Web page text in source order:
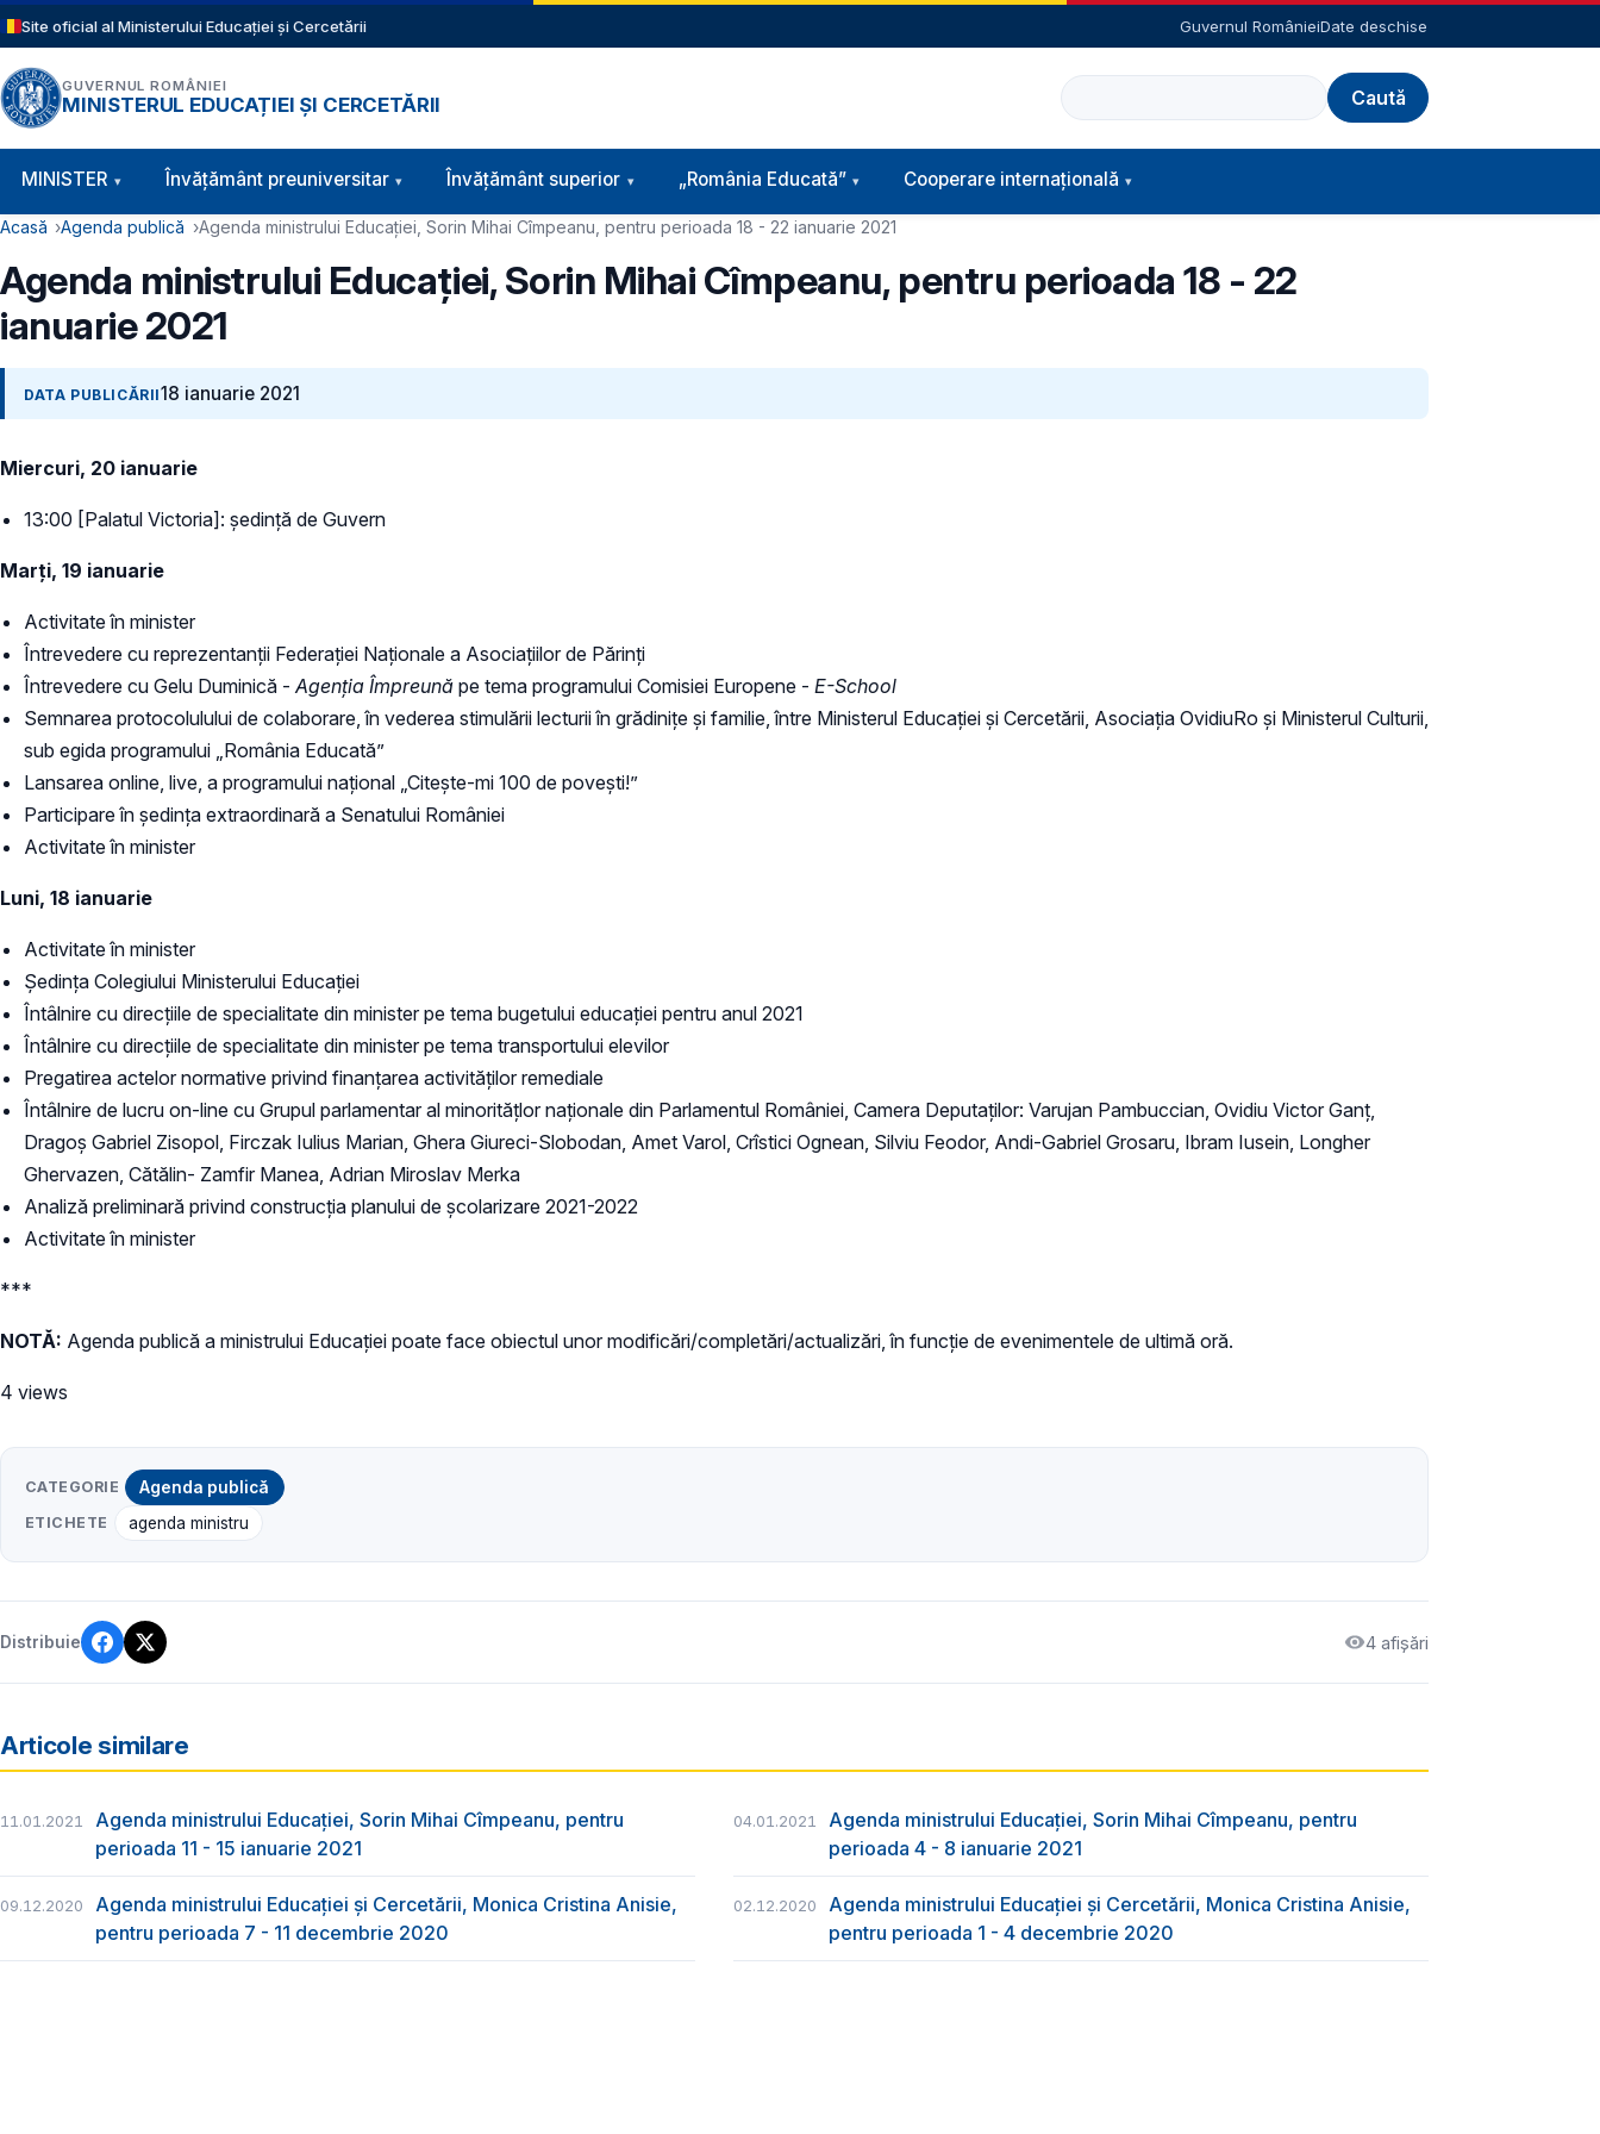
Sari la conținutul principal
Site oficial al Ministerului Educației și Cercetării Guvernul RomânieiDate deschise
GUVERNUL ROMÂNIEI
MINISTERUL EDUCAȚIEI ȘI CERCETĂRII
Caută
Navigație principală
MINISTER Învăţământ preuniversitar Învățământ superior „România Educată” Cooperare internațională
Cale de navigare
Acasă Agenda publică Agenda ministrului Educației, Sorin Mihai Cîmpeanu, pentru perioada 18 - 22 ianuarie 2021
Agenda ministrului Educației, Sorin Mihai Cîmpeanu, pentru perioada 18 - 22
ianuarie 2021
DATA PUBLICĂRII18 ianuarie 2021
Miercuri, 20 ianuarie
13:00 [Palatul Victoria]: ședință de Guvern
Marți, 19 ianuarie
Activitate în minister
Întrevedere cu reprezentanții Federației Naționale a Asociațiilor de Părinți
Întrevedere cu Gelu Duminică -Agenția Împreună pe tema programului Comisiei Europene - E-School
Semnarea protocolulului de colaborare, în vederea stimulării lecturii în grădinițe și familie, între Ministerul Educației și Cercetării, Asociația OvidiuRo și Ministerul Culturii,
sub egida programului „România Educată”
Lansarea online, live, a programului național „Citește-mi 100 de povești!”
Participare în ședința extraordinară a Senatului României
Activitate în minister
Luni, 18 ianuarie
Activitate în minister
Ședința Colegiului Ministerului Educației
Întâlnire cu direcțiile de specialitate din minister pe tema bugetului educației pentru anul 2021
Întâlnire cu direcțiile de specialitate din minister pe tema transportului elevilor
Pregatirea actelor normative privind finanțarea activităților remediale
Întâlnire de lucru on-line cu Grupul parlamentar al minoritățlor naționale din Parlamentul României, Camera Deputaților: Varujan Pambuccian, Ovidiu Victor Ganț,
Dragoș Gabriel Zisopol, Firczak Iulius Marian, Ghera Giureci-Slobodan, Amet Varol, Crîstici Ognean, Silviu Feodor, Andi-Gabriel Grosaru, Ibram Iusein, Longher
Ghervazen, Cătălin- Zamfir Manea, Adrian Miroslav Merka
Analiză preliminară privind construcția planului de școlarizare 2021-2022
Activitate în minister
***
NOTĂ: Agenda publică a ministrului Educației poate face obiectul unor modificări/completări/actualizări, în funcție de evenimentele de ultimă oră.
4 views
CATEGORIE Agenda publică
ETICHETE agenda ministru
Distribuie 4 afișări
Articole similare
11.01.2021
Agenda ministrului Educației, Sorin Mihai Cîmpeanu, pentru
perioada 11 - 15 ianuarie 2021
04.01.2021
Agenda ministrului Educației, Sorin Mihai Cîmpeanu, pentru
perioada 4 - 8 ianuarie 2021
09.12.2020
Agenda ministrului Educației și Cercetării, Monica Cristina Anisie,
pentru perioada 7 - 11 decembrie 2020
02.12.2020
Agenda ministrului Educației și Cercetării, Monica Cristina Anisie,
pentru perioada 1 - 4 decembrie 2020